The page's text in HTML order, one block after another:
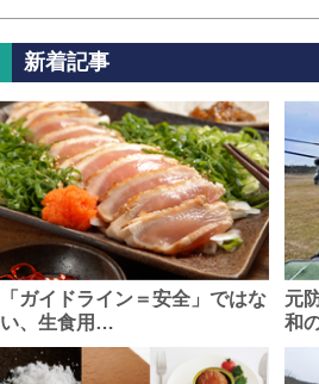
新着記事
「ガイドライン＝安全」ではな
い、生食用…
元
和